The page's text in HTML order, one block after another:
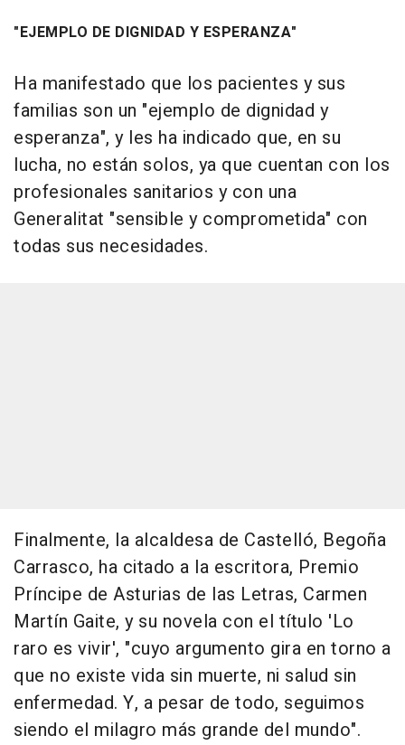
"EJEMPLO DE DIGNIDAD Y ESPERANZA"
Ha manifestado que los pacientes y sus
familias son un "ejemplo de dignidad y
esperanza", y les ha indicado que, en su
lucha, no están solos, ya que cuentan con los
profesionales sanitarios y con una
Generalitat "sensible y comprometida" con
todas sus necesidades.
Finalmente, la alcaldesa de Castelló, Begoña
Carrasco, ha citado a la escritora, Premio
Príncipe de Asturias de las Letras, Carmen
Martín Gaite, y su novela con el título 'Lo
raro es vivir', "cuyo argumento gira en torno a
que no existe vida sin muerte, ni salud sin
enfermedad. Y, a pesar de todo, seguimos
siendo el milagro más grande del mundo".